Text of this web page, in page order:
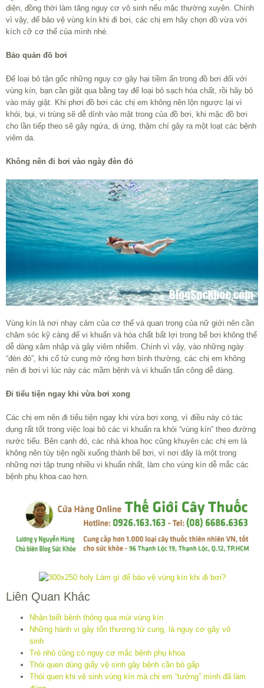
diện, đồng thời làm tăng nguy cơ vô sinh nếu mặc thường xuyên. Chính
vì vậy, để bảo vệ vùng kín khi đi bơi, các chị em hãy chọn đồ vừa với
kích cỡ cơ thể của mình nhé.
Bảo quản đồ bơi
Để loại bỏ tận gốc những nguy cơ gây hại tiềm ẩn trong đồ bơi đối với
vùng kín, bạn cần giặt qua bằng tay để loại bỏ sạch hóa chất, rồi hãy bỏ
vào máy giặt. Khi phơi đồ bơi các chị em không nên lộn ngược lại vì
khói, bụi, vi trùng sẽ dễ dính vào mặt trong của đồ bơi, khi mặc đồ bơi
cho lần tiếp theo sẽ gây ngứa, dị ứng, thậm chí gây ra một loạt các bệnh
viêm da.
Không nên đi bơi vào ngày đèn đỏ
Vùng kín là nơi nhạy cảm của cơ thể và quan trọng của nữ giới nên cần
chăm sóc kỹ càng để vi khuẩn và hóa chất bất lợi trong bể bơi không thể
dễ dàng xâm nhập và gây viêm nhiễm. Chính vì vậy, vào những ngày
“đèn đỏ”, khi cổ tử cung mở rộng hơn bình thường, các chị em không
nên đi bơi vì lúc này các mầm bệnh và vi khuẩn tấn công dễ dàng.
Đi tiểu tiện ngay khi vừa bơi xong
Các chị em nên đi tiểu tiện ngay khi vừa bơi xong, vì điều này có tác
dụng rất tốt trong việc loại bỏ các vi khuẩn ra khỏi “vùng kín” theo đường
nước tiểu. Bên cạnh đó, các nhà khoa học cũng khuyên các chị em là
không nên tùy tiện ngồi xuống thành bể bơi, vì nơi đây là một trong
những nơi tập trung nhiều vi khuẩn nhất, làm cho vùng kín dễ mắc các
bệnh phụ khoa cao hơn.
Liên Quan Khác
Nhận biết bệnh thông qua mùi vùng kín
Những hành vi gây tổn thương tử cung, là nguy cơ gây vô
sinh
Trẻ nhỏ cũng có nguy cơ mắc bệnh phụ khoa
Thói quen dùng giấy vệ sinh gây bệnh cần bỏ gấp
Thói quen khi vệ sinh vùng kín mà chị em “tưởng” mình đã làm